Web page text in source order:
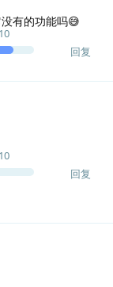
10
有的功能吗😅
回复
10
回复